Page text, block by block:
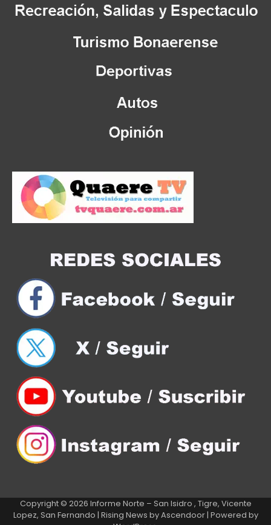
Copyright © 2026 Informe Norte – San Isidro , Tigre, Vicente
Lopez, San Fernando | Rising News byAscendoor| Powered by